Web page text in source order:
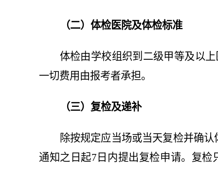
（二）体检医院及体检标准
体检由学校组织到二级甲等及以
一切费用由报考者承担。
（三）复检及递补
除按规定应当场或当天复检并确
通知之日起7日内提出复检申请。复检